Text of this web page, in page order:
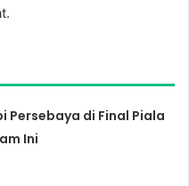
Persebaya di Final Piala
Ini